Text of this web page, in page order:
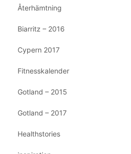
Återhämtning
Biarritz – 2016
Cypern 2017
Fitnesskalender
Gotland – 2015
Gotland – 2017
Healthstories